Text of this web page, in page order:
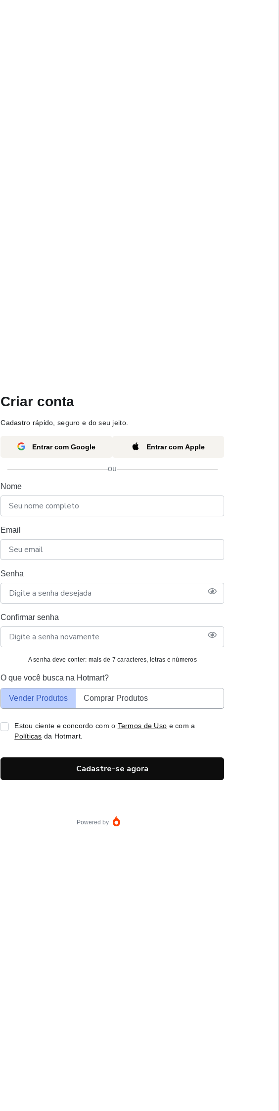
Criar conta
Cadastro rápido, seguro e do seu jeito.
Entrar com Google Entrar com Apple
ou
Nome
Email
Senha
Confirmar senha
A senha deve conter: mais de 7 caracteres, letras e números
O que você busca na Hotmart?
Vender Produtos Comprar Produtos
Estou ciente e concordo com o Termos de Uso e com a
Políticas da Hotmart.
Cadastre-se agora
Powered by